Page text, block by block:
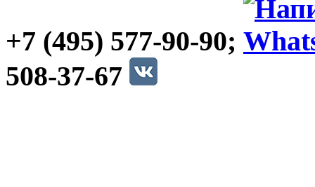
+7 (495) 577-90-90;
508-37-67